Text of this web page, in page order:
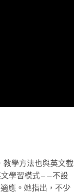
教學方法也與英文截
文學習模式——不設
應。她指出，不少